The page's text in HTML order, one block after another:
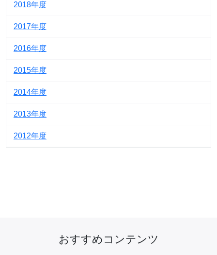
2018
2017
2016
2015
2014
2013
2012
おすすめコンテンツ